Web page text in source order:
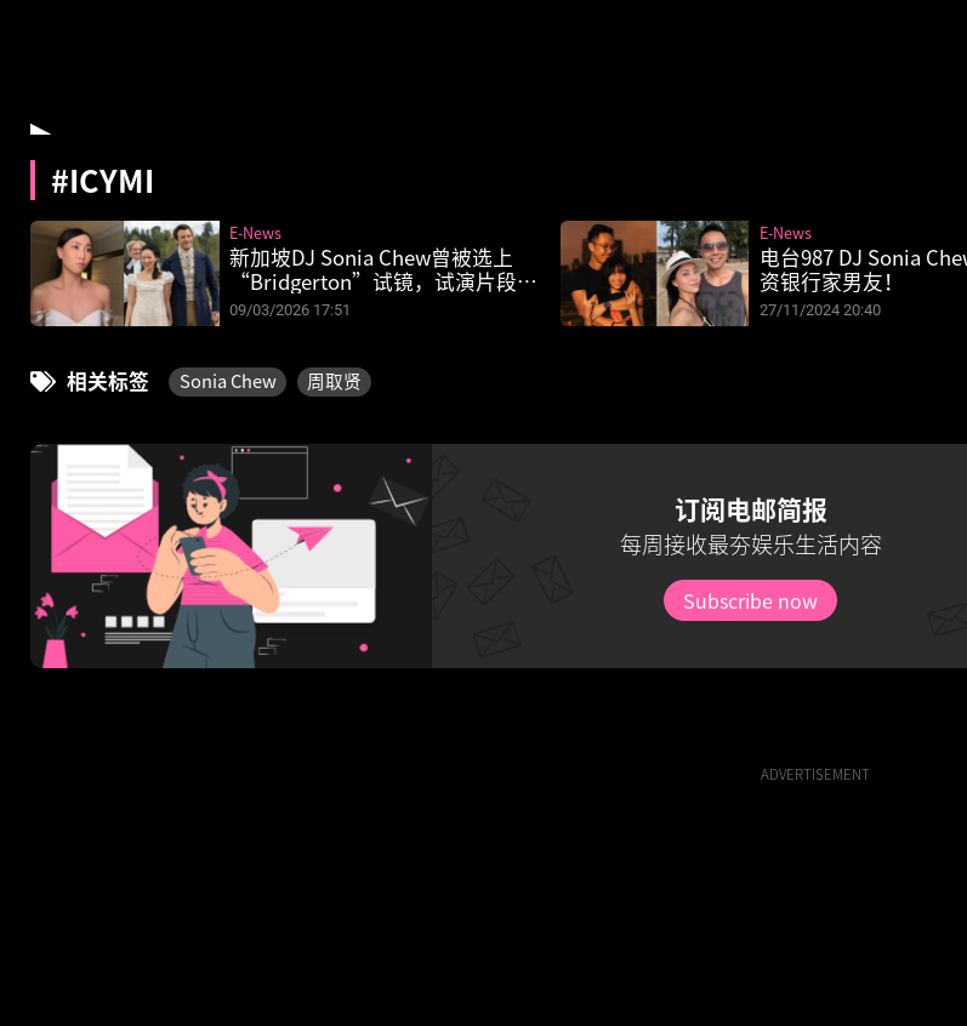
#ICYMI
新加坡DJ Sonia Chew曾被选上
“Bridgerton”试镜，试演片段首
公开
E-News
09/03/2026 17:51
电台987 DJ Sonia
资银行家男友！
E-News
27/11/2024 20:40
相关标签 Sonia Chew 周取贤
订阅电邮简报
每周接收最夯娱乐生活内容
Subscribe now
ADVERTISEMENT